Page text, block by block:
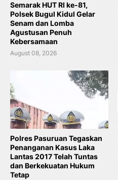
Semarak HUT RI ke-81,
Polsek Bugul Kidul Gelar
Senam dan Lomba
Agustusan Penuh
Kebersamaan
August 08, 2026
Polres Pasuruan Tegaskan
Penanganan Kasus Laka
Lantas 2017 Telah Tuntas
dan Berkekuatan Hukum
Tetap